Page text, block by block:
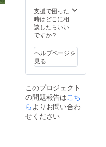
り込ん
だ内容
となっ
ていま
収録時
間：約
10分間
・提供
メール
にURL
を記載
しま
す。 ③
支援で困った
時はどこに相
談したらいい
ですか？
ヘルプページを
見る
このプロジェクト
の問題報告はこち
らよりお問い合わ
せください